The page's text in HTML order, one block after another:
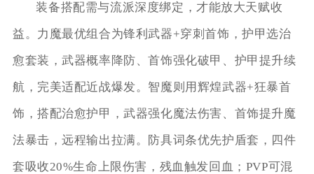
装备搭配需与流派深度绑定，才能放大天赋收
益。力魔最优组合为锋利武器+穿刺首饰，护甲选治
愈套装，武器概率降防、首饰强化破甲、护甲提升续
航，完美适配近战爆发。智魔则用辉煌武器+狂暴首
饰，搭配治愈护甲，武器强化魔法伤害、首饰提升魔
法暴击，远程输出拉满。防具词条优先护盾套，四件
套吸收20%生命上限伤害，残血触发回血；PVP可混